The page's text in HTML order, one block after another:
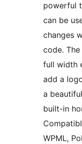
powerful
can be
changes
code.
full width
add a
a
built-in
WPML,